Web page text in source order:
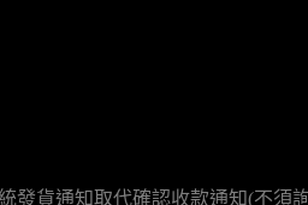
發貨通知取代確認收款通知(不須